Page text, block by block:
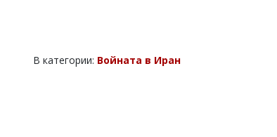
В категории: Войната в Иран